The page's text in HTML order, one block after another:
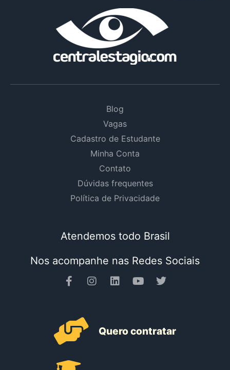
Blog
Vagas
Cadastro de Estudante
Minha Conta
Contato
Dúvidas frequentes
Política de Privacidade
Atendemos todo Brasil
Nos acompanhe nas Redes Sociais
Quero contratar